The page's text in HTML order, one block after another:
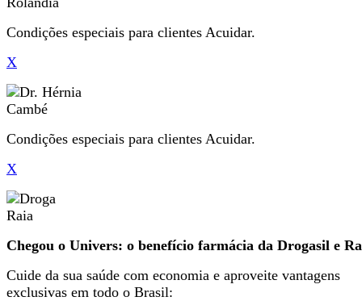
Condições especiais para clientes Acuidar.
X
Condições especiais para clientes Acuidar.
X
Chegou o Univers: o benefício farmácia da Drogasil e
Cuide da sua saúde com economia e aproveite vantagens
exclusivas em todo o Brasil: